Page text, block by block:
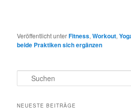
Veröffentlicht unterFitness,Workout,
beide Praktiken sich ergänzen
u
h
NEUESTE BEITRÄGE